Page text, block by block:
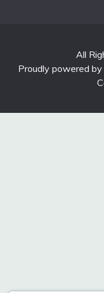
All
Proudly powered